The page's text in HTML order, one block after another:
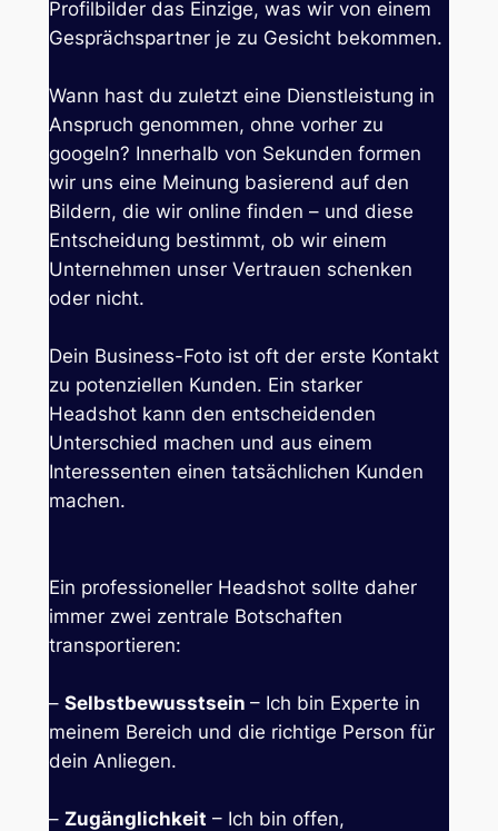
Profilbilder das Einzige, was wir von einem
Gesprächspartner je zu Gesicht bekommen.
Wann hast du zuletzt eine Dienstleistung in
Anspruch genommen, ohne vorher zu
googeln? Innerhalb von Sekunden formen
wir uns eine Meinung basierend auf den
Bildern, die wir online finden – und diese
Entscheidung bestimmt, ob wir einem
Unternehmen unser Vertrauen schenken
oder nicht.
Dein Business-Foto ist oft der erste Kontakt
zu potenziellen Kunden. Ein starker
Headshot kann den entscheidenden
Unterschied machen und aus einem
Interessenten einen tatsächlichen Kunden
machen.
Ein professioneller Headshot sollte daher
immer zwei zentrale Botschaften
transportieren:
– Selbstbewusstsein – Ich bin Experte in
meinem Bereich und die richtige Person für
dein Anliegen.
– Zugänglichkeit – Ich bin offen,